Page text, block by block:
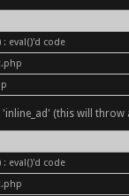
eval()'d code
(this will throw
eval()'d code